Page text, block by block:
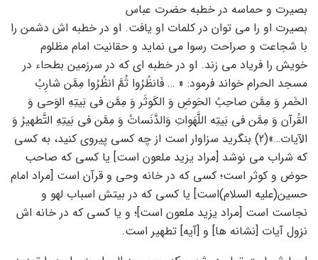
بصیرت و حماسه در خطبه حضرت عباس
بصیرت او را می توان در کلمات او یافت. او در خطبه اش دشمن را
با شجاعت و صراحت رسوا می نماید و حقانیت امام مظلوم
خویش را فریاد می زند. او در خطبه ای که در سرزمین بطحاء در
مسجد الحرام خواند فرمود: « … فَانظُرُوا ثُمَّ انظُرُوا مِمَّن شارِبُ
الخَمر وَ مِمَّن صاحِبُ الحَوضِ وَ الکَوثَر وَ مِمَّن فی بَیتِهِ الوَحی وَ
القُرآن وَ مِمَّن فی بَیتِه اللَّهَواتِ وَالدَّنَساتُ وَ مِمَّن فی بَیتِهِ التَّطهیرُ وَ
الآیات…»(2) بنگرید سزاوار است از چه کسی پیروی کنید، به کسی
که شراب می نوشد [مراد یزید ملعون است] یا کسی که صاحب
حوض و کوثر است؛ کسی که در خانه وحی و قرآن است [مراد امام
حسین(علیه السلام)است] یا کسی که در بیتش اسباب لهو و
نجاست است [مراد یزید ملعون است]؛ و یا کسی که در خانه اش
نزول آیات [نشانه ها] و [آیه] تطهیر است.